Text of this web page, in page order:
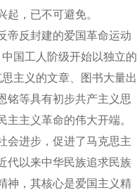
，已不可避免。
反封建的爱国革命运动
国工人阶级开始以独立的
主义的文章、图书大量出
铭等具有初步共产主义思
主义革命的伟大开端。
会进步，促进了马克思主
代以来中华民族追求民族
神，其核心是爱国主义精